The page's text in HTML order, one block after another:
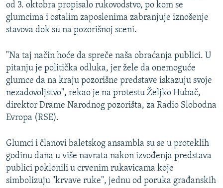
od 3. oktobra propisalo rukovodstvo, po kom se
glumcima i ostalim zaposlenima zabranjuje iznošenje
stavova dok su na pozorišnoj sceni.
"Na taj način hoće da spreče naša obraćanja publici. U
pitanju je politička odluka, jer žele da onemoguće
glumce da na kraju pozorišne predstave iskazuju svoje
nezadovoljstvo", rekao je na protestu Željko Hubač,
direktor Drame Narodnog pozorišta, za Radio Slobodna
Evropa (RSE).
Glumci i članovi baletskog ansambla su se u proteklih
godinu dana u više navrata nakon izvođenja predstava
publici poklonili u crvenim rukavicama koje
simbolizuju "krvave ruke", jednu od poruka građanskih